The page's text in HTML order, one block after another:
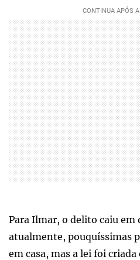
Para Ilmar, o delito caiu em
atualmente, pouquíssimas
em casa, mas a lei foi